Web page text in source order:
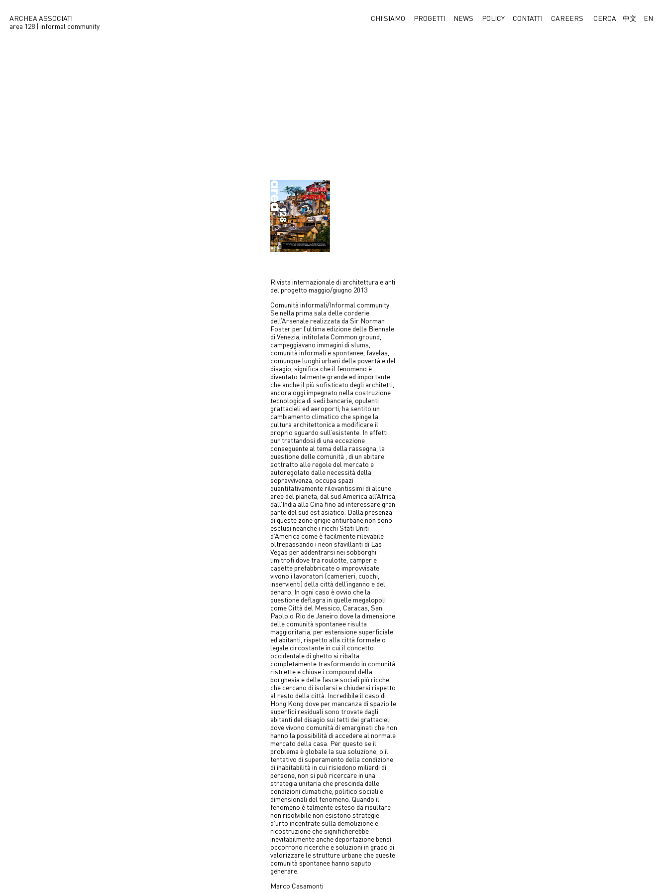
ARCHEA ASSOCIATI CHI SIAMO PROGETTI NEWS POLICY CONTATTI CAREERS CERCA 中文
EN
area 128 | informal community
Rivista internazionale di architettura e arti
del progetto maggio/giugno 2013
Comunità informali/Informal community
Se nella prima sala delle corderie
dell’Arsenale realizzata da Sir Norman
Foster per l’ultima edizione della Biennale
di Venezia, intitolata Common ground,
campeggiavano immagini di slums,
comunità informali e spontanee, favelas,
comunque luoghi urbani della povertà e del
disagio, significa che il fenomeno è
diventato talmente grande ed importante
che anche il più sofisticato degli architetti,
ancora oggi impegnato nella costruzione
tecnologica di sedi bancarie, opulenti
grattacieli ed aeroporti, ha sentito un
cambiamento climatico che spinge la
cultura architettonica a modificare il
proprio sguardo sull’esistente. In effetti
pur trattandosi di una eccezione
conseguente al tema della rassegna, la
questione delle comunità , di un abitare
sottratto alle regole del mercato e
autoregolato dalle necessità della
sopravvivenza, occupa spazi
quantitativamente rilevantissimi di alcune
aree del pianeta, dal sud America all’Africa,
dall’India alla Cina fino ad interessare gran
parte del sud est asiatico. Dalla presenza
di queste zone grigie antiurbane non sono
esclusi neanche i ricchi Stati Uniti
d’America come è facilmente rilevabile
oltrepassando i neon sfavillanti di Las
Vegas per addentrarsi nei sobborghi
limitrofi dove tra roulotte, camper e
casette prefabbricate o improvvisate
vivono i lavoratori (camerieri, cuochi,
inservienti) della città dell’inganno e del
denaro. In ogni caso è ovvio che la
questione deflagra in quelle megalopoli
come Città del Messico, Caracas, San
Paolo o Rio de Janeiro dove la dimensione
delle comunità spontanee risulta
maggioritaria, per estensione superficiale
ed abitanti, rispetto alla città formale o
legale circostante in cui il concetto
occidentale di ghetto si ribalta
completamente trasformando in comunità
ristrette e chiuse i compound della
borghesia e delle fasce sociali più ricche
che cercano di isolarsi e chiudersi rispetto
al resto della città. Incredibile il caso di
Hong Kong dove per mancanza di spazio le
superfici residuali sono trovate dagli
abitanti del disagio sui tetti dei grattacieli
dove vivono comunità di emarginati che non
hanno la possibilità di accedere al normale
mercato della casa. Per questo se il
problema è globale la sua soluzione, o il
tentativo di superamento della condizione
di inabitabilità in cui risiedono miliardi di
persone, non si può ricercare in una
strategia unitaria che prescinda dalle
condizioni climatiche, politico sociali e
dimensionali del fenomeno. Quando il
fenomeno è talmente esteso da risultare
non risolvibile non esistono strategie
d’urto incentrate sulla demolizione e
ricostruzione che significherebbe
inevitabilmente anche deportazione bensì
occorrono ricerche e soluzioni in grado di
valorizzare le strutture urbane che queste
comunità spontanee hanno saputo
generare.
Marco Casamonti